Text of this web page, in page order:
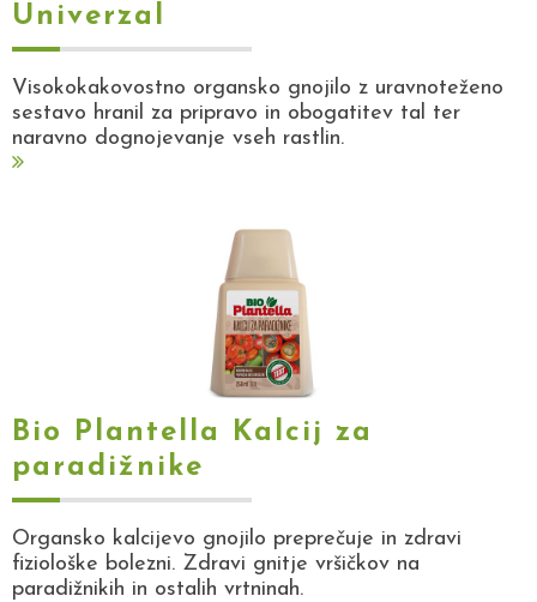
Univerzal
Visokokakovostno organsko gnojilo z uravnoteženo
sestavo hranil za pripravo in obogatitev tal ter
naravno dognojevanje vseh rastlin.
Bio Plantella Kalcij za
paradižnike
Organsko kalcijevo gnojilo preprečuje in zdravi
fiziološke bolezni. Zdravi gnitje vršičkov na
paradižnikih in ostalih vrtninah.